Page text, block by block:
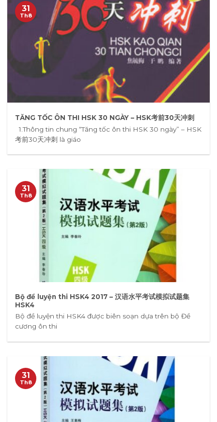
TĂNG TỐC ÔN THI HSK 30 NGÀY – HSK考前30天冲刺
1.Thông tin chung “Tăng tốc ôn thi HSK 30 ngày” – HSK
考前30天冲刺 là giáo
31
Th8
Bộ đề luyện thi HSK4 2017 – 汉语水平考试模拟试题集
HSK4
Bộ đề luyện thi HSK4 được biên soạn dựa trên bộ Đề
cương ôn thi
31
Th8
31
Th8